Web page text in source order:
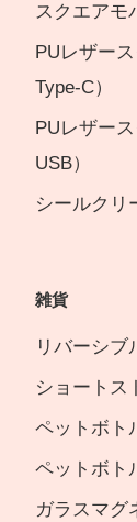
スクエアモ
PUレザー
Type-C）
PUレザー
USB）
シールクリ
雑貨
リバーシブ
ショート
ペットボト
ペットボト
ガラスマグ